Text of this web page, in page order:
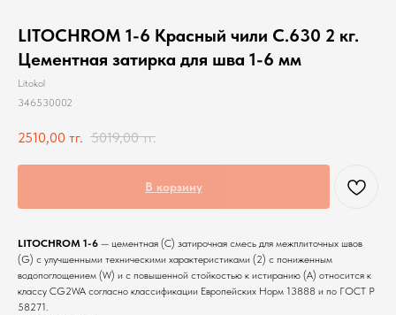
LITOCHROM 1-6 Красный чили C.630 2 кг.
Цементная затирка для шва 1-6 мм
Litokol
346530002
2510,00 тг. 5019,00 тг.
В корзину
LITOCHROM 1-6 — цементная (С) затирочная смесь для межплиточных швов
(G) с улучшенными техническими характеристиками (2) с пониженным
водопоглощением (W) и с повышенной стойкостью к истиранию (A) относится к
классу CG2WA согласно классификации Европейских Норм 13888 и по ГОСТ Р
58271.